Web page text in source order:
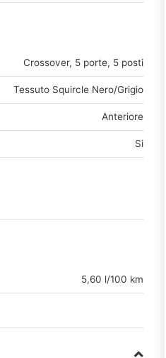
Crossover, 5 porte, 5 posti
Tessuto Squircle Nero/Grigio
Anteriore
Si
5,60 l/100 km